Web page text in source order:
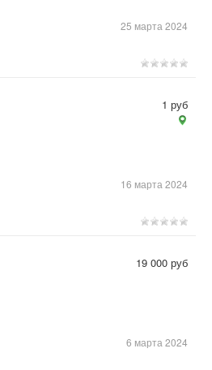
25 марта 2024
16 марта 2024
1 руб
6 марта 2024
19 000 руб